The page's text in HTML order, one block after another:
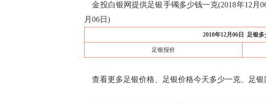
金投白银网提供足银手镯多少钱一克(2018年12月
月06日)
2018年12月06日 足银
足银报价
查看更多足银价格、足银价格今天多少一克、足